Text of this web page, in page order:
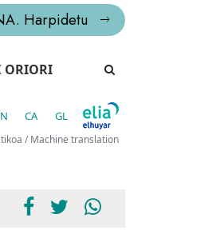
Harpidetu
ORIORI
CA GL
/ Machine translation